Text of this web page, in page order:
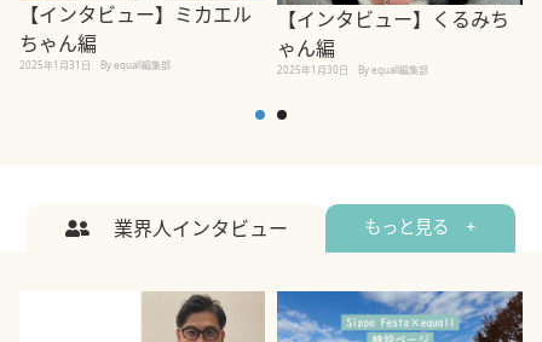
【インタビュー】ミカエル
ちゃん編
2025年1月31日 By equall編集部
【インタビュー】くるみち
ゃん編
2025年1月30日 By equall編集部
業界人インタビュー もっと見る +